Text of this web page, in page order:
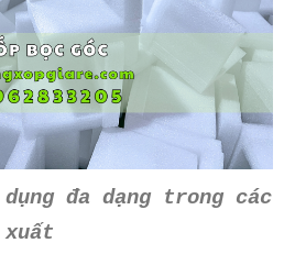
đa dạng trong các
xuất